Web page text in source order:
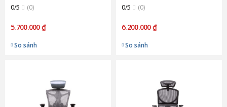
0/5
(0)
5.700.000 ₫
So sánh
0/5
(0)
6.200.000 ₫
So sánh